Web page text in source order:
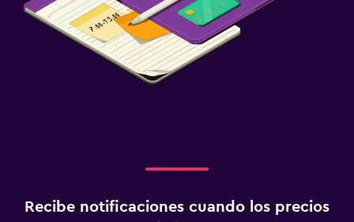
Recibe notificaciones cuando los precios